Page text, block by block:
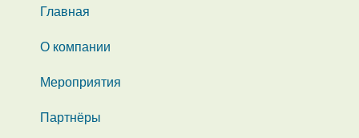
Главная
О компании
Мероприятия
Партнёры